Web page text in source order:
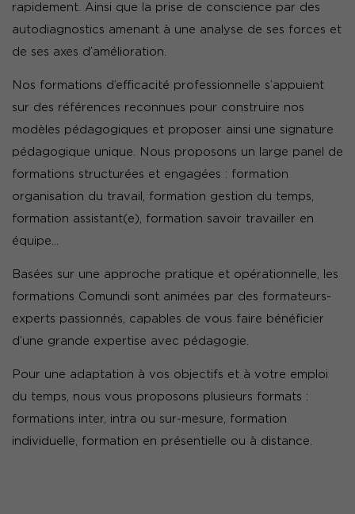
rapidement. Ainsi que la prise de conscience par des
autodiagnostics amenant à une analyse de ses forces et
de ses axes d’amélioration.
Nos formations d’efficacité professionnelle s’appuient
sur des références reconnues pour construire nos
modèles pédagogiques et proposer ainsi une signature
pédagogique unique. Nous proposons un large panel de
formations structurées et engagées : formation
organisation du travail, formation gestion du temps,
formation assistant(e), formation savoir travailler en
équipe…
Basées sur une approche pratique et opérationnelle, les
formations Comundi sont animées par des formateurs-
experts passionnés, capables de vous faire bénéficier
d’une grande expertise avec pédagogie.
Pour une adaptation à vos objectifs et à votre emploi
du temps, nous vous proposons plusieurs formats :
formations inter, intra ou sur-mesure, formation
individuelle, formation en présentielle ou à distance.